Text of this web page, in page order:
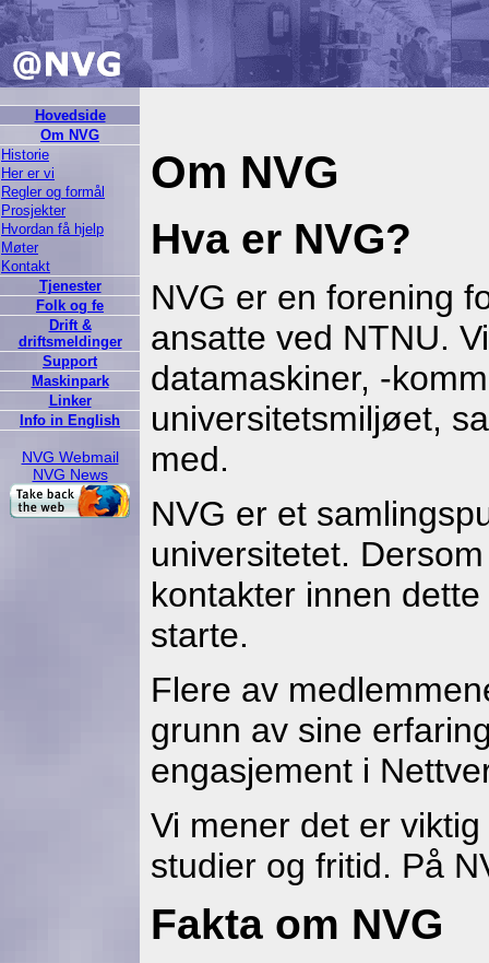
Hovedside
Om NVG
Historie
Her er vi
Regler og formål
Prosjekter
Hvordan få hjelp
Møter
Kontakt
Tjenester
Folk og fe
Drift &
driftsmeldinger
Support
Maskinpark
Linker
Info in English
NVG Webmail
NVG News
Om NVG
Hva er NVG?
NVG er en forening
ansatte ved NTNU.
datamaskiner, -
universitetsmiljøet,
med.
NVG er et
universitetet.
kontakter innen
starte.
Flere av
grunn av sine
engasjement i
Vi mener det er
studier og fritid. På
Fakta om NVG